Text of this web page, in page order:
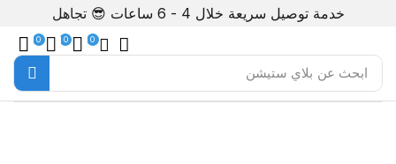
خدمة توصيل سريعة خلال 4 - 6 ساعات 😎 تجاهل
ابحث عن بلاي ستيشن
0
0
0